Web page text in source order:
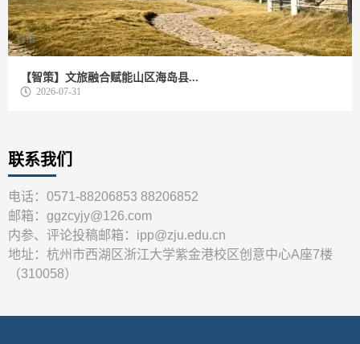
智策
【智策】文旅融合赋能山区海岛县...
2026-07-31
联系我们
电话：0571-88206853 88206852
邮箱：ggzcyjy@126.com
内参、评论投稿邮箱：ipp@zju.edu.cn
地址：杭州市西湖区浙江大学紫金港校区创意中心A座7楼
（310058）